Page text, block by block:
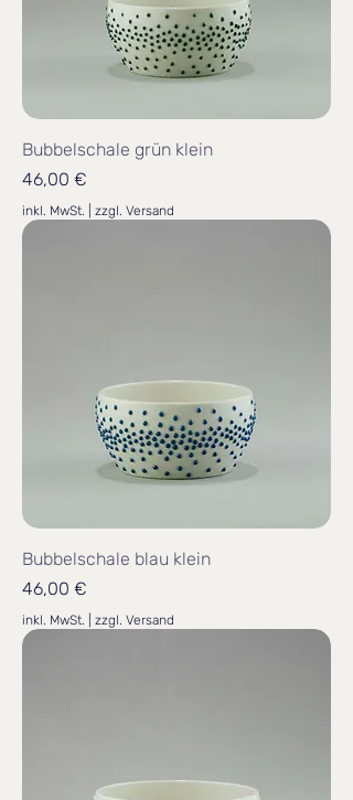
Bubbelschale grün klein
Preis
46,00 €
inkl. MwSt. zzgl. Versand
Bubbelschale blau klein
Preis
46,00 €
inkl. MwSt. zzgl. Versand